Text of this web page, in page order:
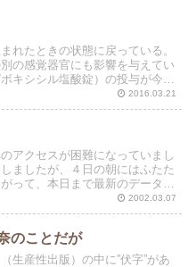
れたときの状態に戻っている。
の感覚器官にも影響を与えてい
キシシル塩酸錠）の投与が今朝
と嗅覚が午後からは解...2016.03.21
アクセスが困難になっていまし
ましたが、４日の朝にはふたた
って、本日まで最新のデータを
2002.03.07
のことだが
生産性出版）の中に”伏字”があ